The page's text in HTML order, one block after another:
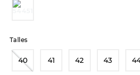
Talles
40 41 42 43